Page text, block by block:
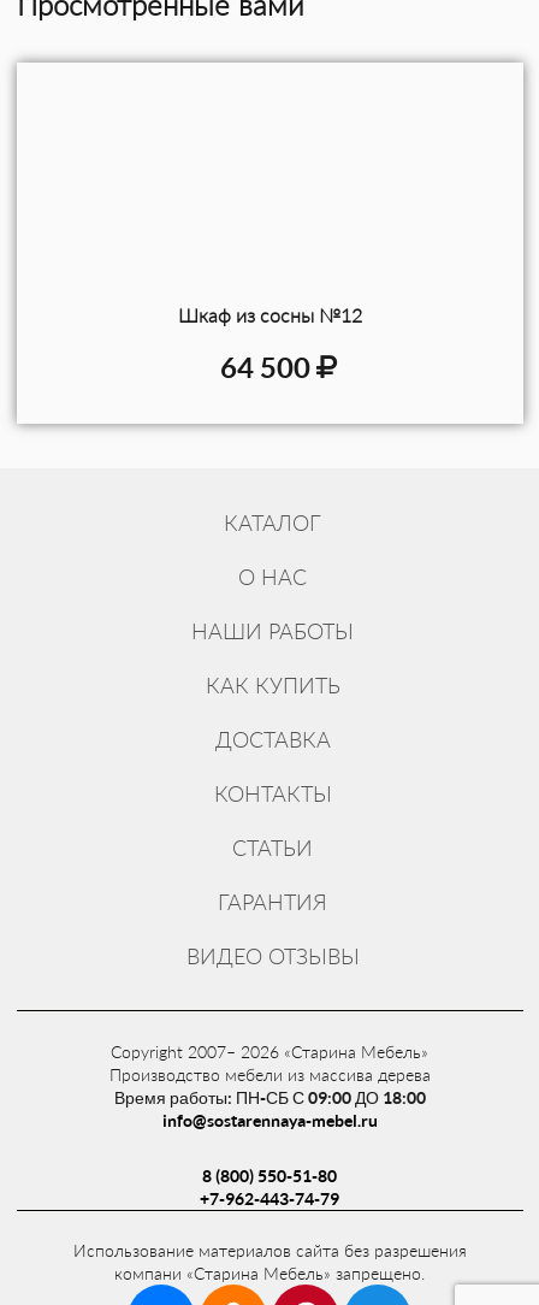
Шкаф из сосны №12
64 500
КАТАЛОГ
О НАС
НАШИ РАБОТЫ
КАК КУПИТЬ
ДОСТАВКА
КОНТАКТЫ
СТАТЬИ
ГАРАНТИЯ
ВИДЕО ОТЗЫВЫ
Copyright 2007– 2026 «Старина Мебель»
Производство мебели из массива дерева
Время работы: ПН-СБ С 09:00 ДО 18:00
info@sostarennaya-mebel.ru
8 (800) 550-51-80
+7-962-443-74-79
Использование материалов сайта без разрешения
компани «Старина Мебель» запрещено.